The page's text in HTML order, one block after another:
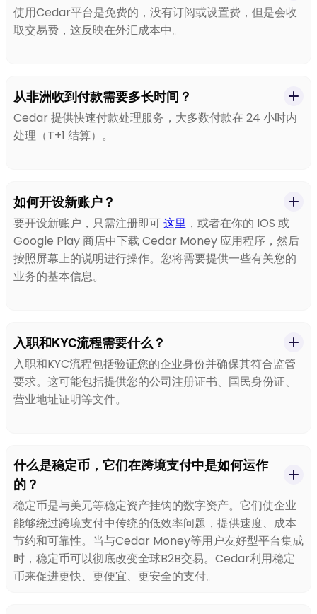
使用Cedar平台是免费的，没有订阅或设置费，但是会收
取交易费，这反映在外汇成本中。
从非洲收到付款需要多长时间？
Cedar 提供快速付款处理服务，大多数付款在 24 小时内
处理（T+1 结算）。
如何开设新账户？
要开设新账户，只需注册即可这里 ，或者在你的 IOS 或
Google Play 商店中下载 Cedar Money 应用程序，然后
按照屏幕上的说明进行操作。您将需要提供一些有关您的
业务的基本信息。
入职和KYC流程需要什么？
入职和KYC流程包括验证您的企业身份并确保其符合监管
要求。这可能包括提供您的公司注册证书、国民身份证、
营业地址证明等文件。
什么是稳定币，它们在跨境支付中是如何运作
的？
稳定币是与美元等稳定资产挂钩的数字资产。它们使企业
能够绕过跨境支付中传统的低效率问题，提供速度、成本
节约和可靠性。当与Cedar Money等用户友好型平台集成
时，稳定币可以彻底改变全球B2B交易。Cedar利用稳定
币来促进更快、更便宜、更安全的支付。